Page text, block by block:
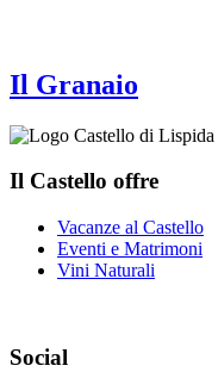
Il Granaio
Il Castello offre
Vacanze al Castello
Eventi e Matrimoni
Vini Naturali
Social